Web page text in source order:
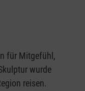
für Mitgefühl,
wurde
reisen.